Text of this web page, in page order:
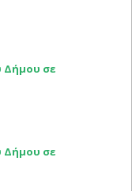
Δήμου σε
Δήμου σε